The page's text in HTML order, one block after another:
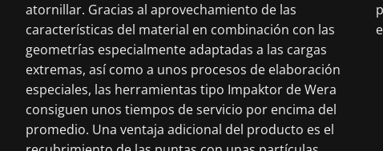
atornillar. Gracias al aprovechamiento de las
características del material en combinación con las
geometrías especialmente adaptadas a las cargas
extremas, así como a unos procesos de elaboración
especiales, las herramientas tipo Impaktor de Wera
consiguen unos tiempos de servicio por encima del
promedio. Una ventaja adicional del producto es el